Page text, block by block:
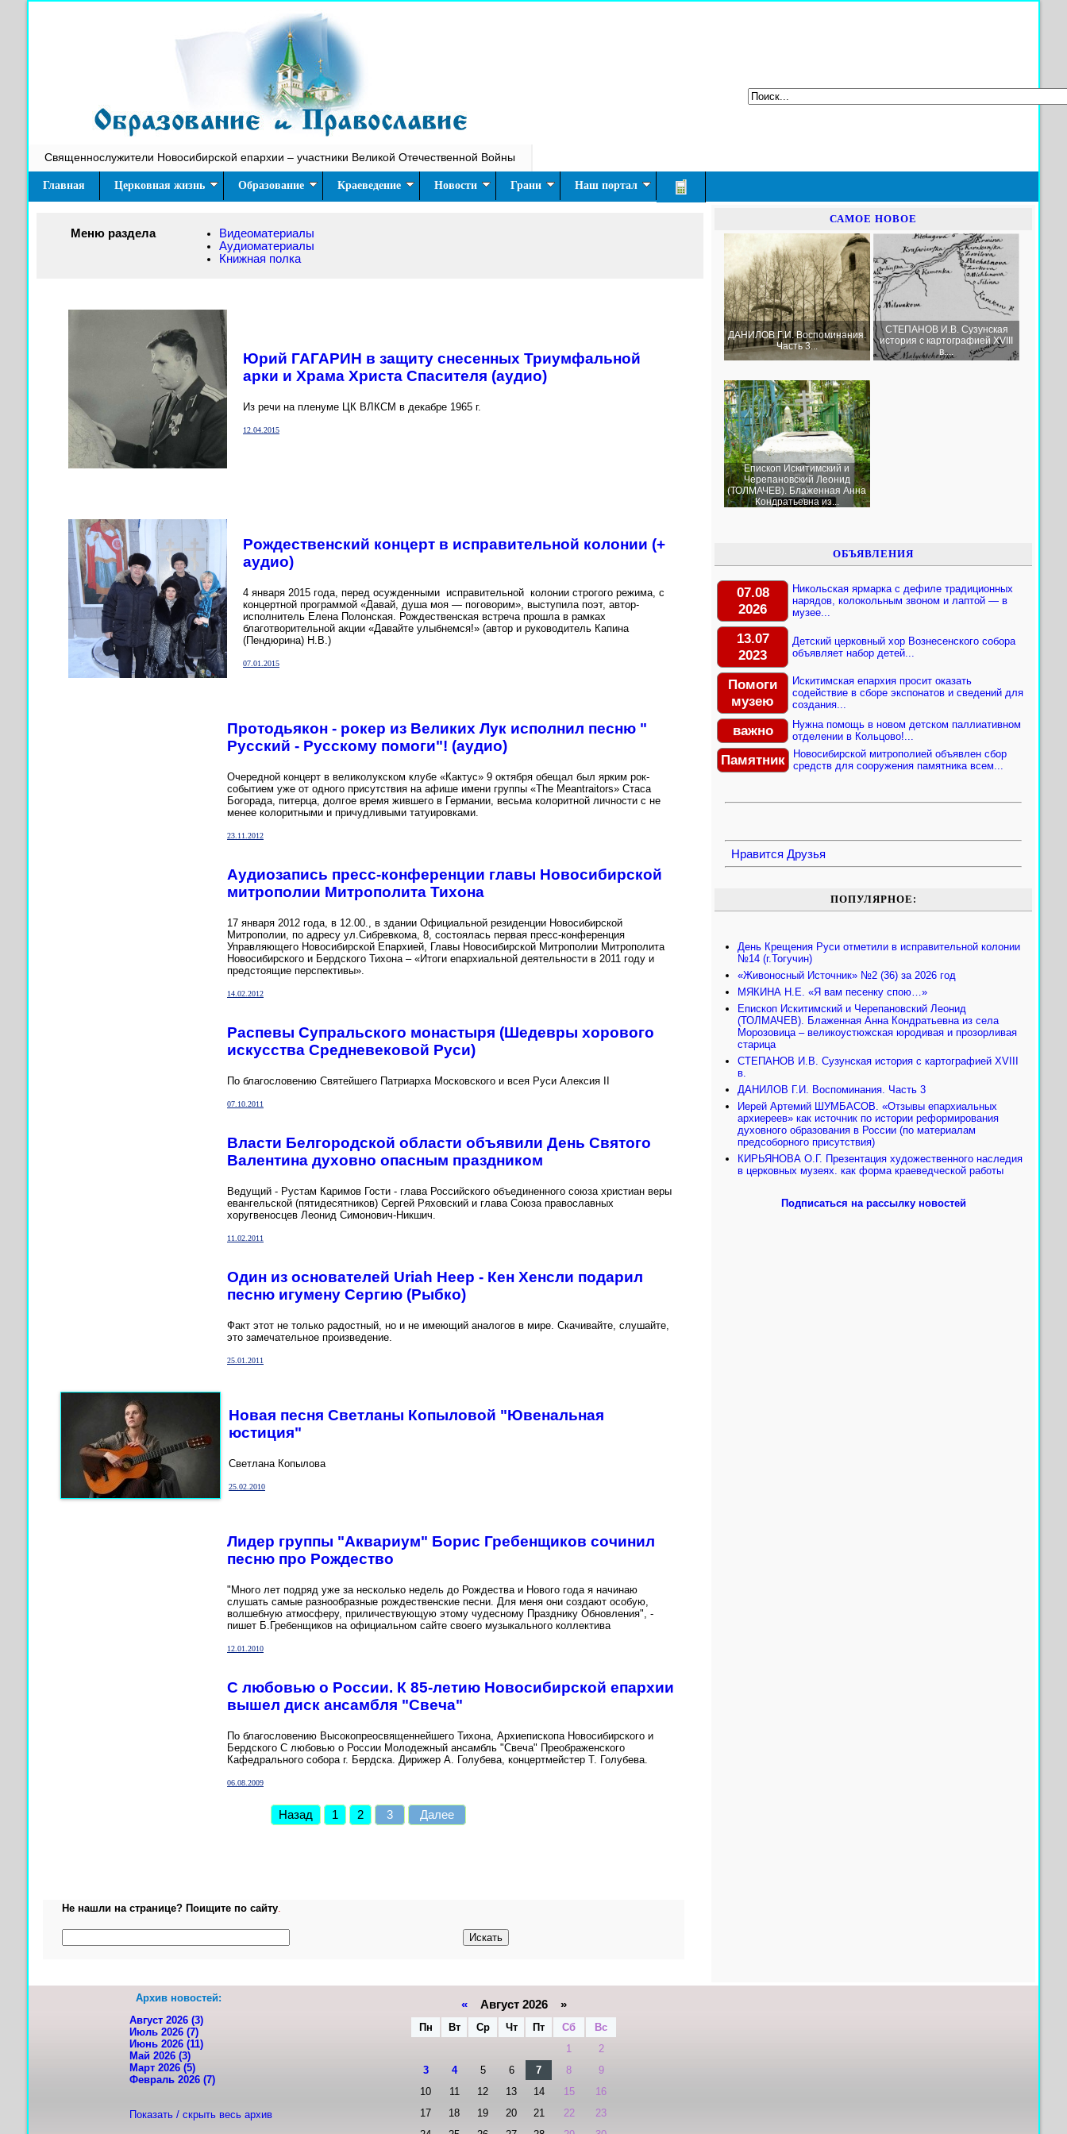
Священнослужители Новосибирской епархии – участники Великой Отечественной Войны
Главная Церковная жизнь Образование Краеведение Новости Грани Наш портал
Меню раздела
Видеоматериалы
Аудиоматериалы
Книжная полка
Юрий ГАГАРИН в защиту снесенных Триумфальной
арки и Храма Христа Спасителя (аудио)
Из речи на пленуме ЦК ВЛКСМ в декабре 1965 г.
12.04.2015
Рождественский концерт в исправительной колонии (+
аудио)
4 января 2015 года, перед осужденными исправительной колонии строгого режима, с
концертной программой «Давай, душа моя — поговорим», выступила поэт, автор-
исполнитель Елена Полонская. Рождественская встреча прошла в рамках
благотворительной акции «Давайте улыбнемся!» (автор и руководитель Капина
(Пендюрина) Н.В.)
07.01.2015
Протодьякон - рокер из Великих Лук исполнил песню "
Русский - Русскому помоги"! (аудио)
Очередной концерт в великолукском клубе «Кактус» 9 октября обещал был ярким рок-
событием уже от одного присутствия на афише имени группы «The Meantraitors» Стаса
Богорада, питерца, долгое время жившего в Германии, весьма колоритной личности с не
менее колоритными и причудливыми татуировками.
23.11.2012
Аудиозапись пресс-конференции главы Новосибирской
митрополии Митрополита Тихона
17 января 2012 года, в 12.00., в здании Официальной резиденции Новосибирской
Митрополии, по адресу ул.Сибревкома, 8, состоялась первая пресс-конференция
Управляющего Новосибирской Епархией, Главы Новосибирской Митрополии Митрополита
Новосибирского и Бердского Тихона – «Итоги епархиальной деятельности в 2011 году и
предстоящие перспективы».
14.02.2012
Распевы Супральского монастыря (Шедевры хорового
искусства Средневековой Руси)
По благословению Святейшего Патриарха Московского и всея Руси Алексия II
07.10.2011
Власти Белгородской области объявили День Святого
Валентина духовно опасным праздником
Ведущий - Рустам Каримов Гости - глава Российского объединенного союза христиан веры
евангельской (пятидесятников) Сергей Ряховский и глава Союза православных
хоругвеносцев Леонид Симонович-Никшич.
11.02.2011
Один из основателей Uriah Heep - Кен Хенсли подарил
песню игумену Сергию (Рыбко)
Факт этот не только радостный, но и не имеющий аналогов в мире. Скачивайте, слушайте,
это замечательное произведение.
25.01.2011
Новая песня Светланы Копыловой "Ювенальная
юстиция"
Светлана Копылова
25.02.2010
Лидер группы "Аквариум" Борис Гребенщиков сочинил
песню про Рождество
"Много лет подряд уже за несколько недель до Рождества и Нового года я начинаю
слушать самые разнообразные рождественские песни. Для меня они создают особую,
волшебную атмосферу, приличествующую этому чудесному Празднику Обновления", -
пишет Б.Гребенщиков на официальном сайте своего музыкального коллектива
12.01.2010
С любовью о России. К 85-летию Новосибирской епархии
вышел диск ансамбля "Свеча"
По благословению Высокопреосвященнейшего Тихона, Архиепископа Новосибирского и
Бердского С любовью о России Молодежный ансамбль "Свеча" Преображенского
Кафедрального собора г. Бердска. Дирижер А. Голубева, концертмейстер Т. Голубева.
06.08.2009
Назад 1 2 3 Далее
Не нашли на странице? Поищите по сайту.
САМОЕ НОВОЕ
ДАНИЛОВ Г.И. Воспоминания.
Часть 3...
СТЕПАНОВ И.В. Сузунская
история с картографией XVIII
в....
Епископ Искитимский и
Черепановский Леонид
(ТОЛМАЧЕВ). Блаженная Анна
Кондратьевна из...
ОБЪЯВЛЕНИЯ
07.08
2026
Никольская ярмарка с дефиле традиционных
нарядов, колокольным звоном и лаптой — в
музее...
13.07
2023
Детский церковный хор Вознесенского собора
объявляет набор детей...
Помоги
музею
Искитимская епархия просит оказать
содействие в сборе экспонатов и сведений для
создания...
важно
Нужна помощь в новом детском паллиативном
отделении в Кольцово!...
Памятник
Новосибирской митрополией объявлен сбор
средств для сооружения памятника всем...
Нравится Друзья
ПОПУЛЯРНОЕ:
День Крещения Руси отметили в исправительной колонии
№14 (г.Тогучин)
«Живоносный Источник» №2 (36) за 2026 год
МЯКИНА Н.Е. «Я вам песенку спою…»
Епископ Искитимский и Черепановский Леонид
(ТОЛМАЧЕВ). Блаженная Анна Кондратьевна из села
Морозовица – великоустюжская юродивая и прозорливая
старица
СТЕПАНОВ И.В. Сузунская история с картографией XVIII
в.
ДАНИЛОВ Г.И. Воспоминания. Часть 3
Иерей Артемий ШУМБАСОВ. «Отзывы епархиальных
архиереев» как источник по истории реформирования
духовного образования в России (по материалам
предсоборного присутствия)
КИРЬЯНОВА О.Г. Презентация художественного наследия
в церковных музеях. как форма краеведческой работы
Подписаться на рассылку новостей
Архив новостей:
Август 2026 (3)
Июль 2026 (7)
Июнь 2026 (11)
Май 2026 (3)
Март 2026 (5)
Февраль 2026 (7)
Показать / скрыть весь архив
«Август 2026 »
Пн Вт Ср Чт Пт Сб
Вс
1
2
3
4 5 6 7 8
9
10
11 12 13 14 15
16
17
18 19 20 21 22
23